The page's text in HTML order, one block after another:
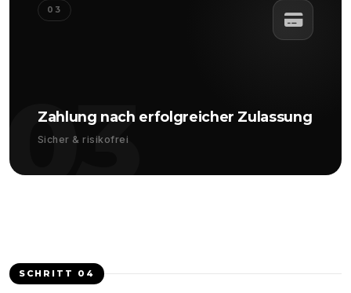
03
03
Zahlung nach erfolgreicher Zulassung
Sicher & risikofrei
SCHRITT 04